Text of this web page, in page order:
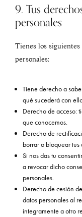
9. Tus
personales
Tienes los siguientes
personales:
Tiene derecho a
qué sucederá con
Derecho de acceso:
que conocemos.
Derecho de
borrar o bloquear tus
Si nos das tu
a revocar dicho
personales.
Derecho de cesión
datos personales al
íntegramente a otro